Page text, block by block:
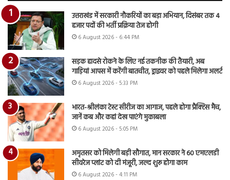
उत्तराखंड में सरकारी नौकरियों का बड़ा अभियान, दिसंबर तक 4
हजार पदों की भर्ती प्रक्रिया तेज होगी
6 August 2026 - 6:44 PM
सड़क हादसे रोकने के लिए नई तकनीक की तैयारी, अब
गाड़ियां आपस में करेंगी बातचीत, ड्राइवर को पहले मिलेगा अलर्ट
6 August 2026 - 5:33 PM
भारत-श्रीलंका टेस्ट सीरीज का आगाज, पहले होगा प्रैक्टिस मैच,
जानें कब और कहां देख पाएंगे मुकाबला
6 August 2026 - 5:05 PM
अमृतसर को मिलेगी बड़ी सौगात, मान सरकार ने 60 एमएलडी
सीवरेज प्लांट को दी मंजूरी, जल्द शुरू होगा काम
6 August 2026 - 4:11 PM